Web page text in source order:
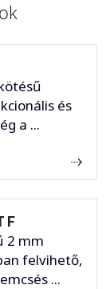
és
a ...
F
2 mm
felvihető,
...